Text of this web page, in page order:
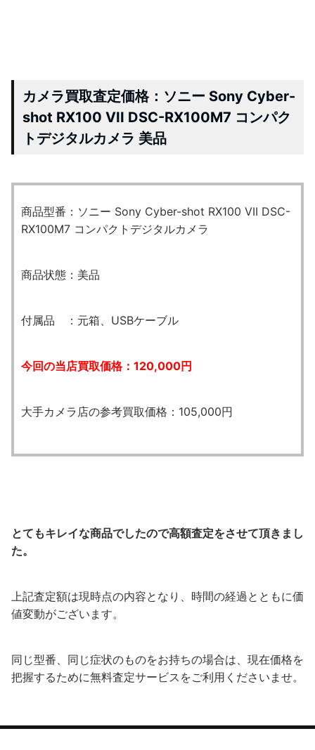
カメラ買取査定価格：ソニー Sony Cyber-
shot RX100 VII DSC-RX100M7 コンパク
トデジタルカメラ 美品
商品型番：ソニー Sony Cyber-shot RX100 VII DSC-
RX100M7 コンパクトデジタルカメラ
商品状態：美品
付属品 ：元箱、USBケーブル
今回の当店買取価格：120,000円
大手カメラ店の参考買取価格：105,000円
とてもキレイな商品でしたので高額査定をさせて頂きまし
た。
上記査定額は現時点の内容となり、時間の経過とともに価
値変動がございます。
同じ型番、同じ症状のものをお持ちの場合は、現在価格を
把握するために無料査定サービスをご利用くださいませ。